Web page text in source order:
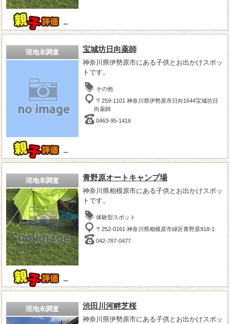
－
現地未調査
－
宝城坊日向薬師
神奈川県伊勢原市にある子供とお出かけスポッ
トです。
その他
〒259-1101 神奈川県伊勢原市日向1644宝城坊日
向薬師
0463-95-1416
現地未調査
－
青野原オートキャンプ場
神奈川県相模原市にある子供とお出かけスポッ
トです。
体験型スポット
〒252-0161 神奈川県相模原市緑区青野原918-1
042-787-0477
現地未調査 渋田川河畔芝桜
神奈川県伊勢原市にある子供とお出かけスポッ